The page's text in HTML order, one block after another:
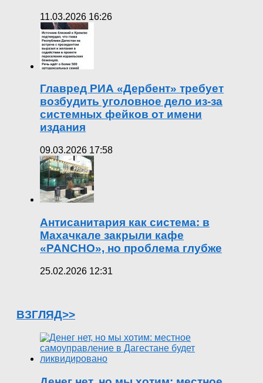
11.03.2026 16:26
Главред РИА «Дербент» требует
возбудить уголовное дело из-за
системных фейков от имени
издания
09.03.2026 17:58
Антисанитария как система: в
Махачкале закрыли кафе
«PANCHO», но проблема глубже
25.02.2026 12:31
ВЗГЛЯД>>